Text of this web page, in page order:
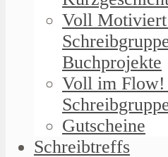
Voll
Buchprojekte
Voll im
Gutscheine
Schreibtreffs